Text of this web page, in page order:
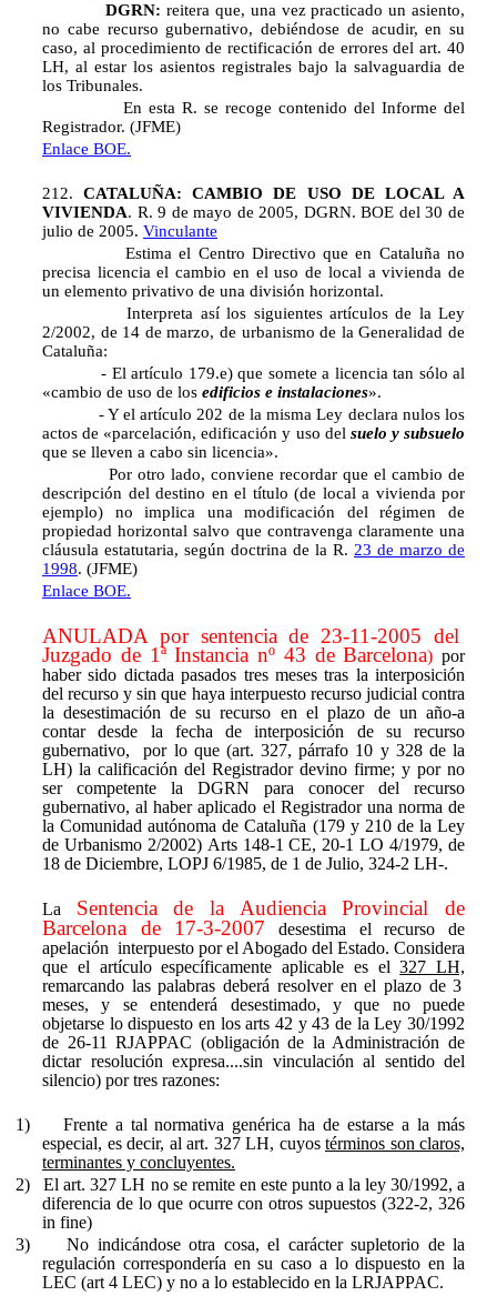
DGRN:reitera que, una vez practicado un asiento,
no cabe recurso gubernativo, debiéndose de acudir, en su
caso, al procedimiento de rectificación de errores del art. 40
LH, al estar los asientos registrales bajo la salvaguardia de
los Tribunales.
En esta R. se recoge contenido del Informe del
Registrador. (JFME)
Enlace BOE.
212.CATALUÑA: CAMBIO DE USO DE LOCAL A
VIVIENDA. R. 9 de mayo de 2005, DGRN. BOE del 30 de
julio de 2005. Vinculante
Estima el Centro Directivo que en Cataluña no
precisa licencia el cambio en el uso de local a vivienda de
un elemento privativo de una división horizontal.
Interpreta así los siguientes artículos de la Ley
2/2002, de 14 de marzo, de urbanismo de la Generalidad de
Cataluña:
- El artículo 179.e) que somete a licencia tan sólo al
«cambio de uso de los edificios e instalaciones».
- Y el artículo 202 de la misma Ley declara nulos los
actos de «parcelación, edificación y uso del suelo y subsuelo
que se lleven a cabo sin licencia».
Por otro lado, conviene recordar que el cambio de
descripción del destino en el título (de local a vivienda por
ejemplo) no implica una modificación del régimen de
propiedad horizontal salvo que contravenga claramente una
cláusula estatutaria, según doctrina de la R. 23 de marzo de
1998. (JFME)
Enlace BOE.
ANULADA por sentencia de 23-11-2005 del
Juzgado de 1ª Instancia nº 43 de Barcelona) por
haber sido dictada pasados tres meses tras la interposición
del recursoy sin que haya interpuesto recurso judicial contra
la desestimación de su recurso en el plazo de un año-a
contar desde la fecha de interposición de su recurso
gubernativo,
por lo que (art. 327, párrafo 10 y 328 de la
LH) la calificación del Registrador devino firme; y porno
ser competente la DGRN para conocer del recurso
gubernativo,al haber aplicado el Registrador una norma de
la Comunidad autónoma de Cataluña (179 y 210 de la Ley
de Urbanismo 2/2002) Arts 148-1 CE, 20-1 LO 4/1979, de
18 de Diciembre, LOPJ 6/1985, de 1 de Julio, 324-2 LH-.
La Sentencia de la Audiencia Provincial de
Barcelona de 17-3-2007
desestima el recurso de
apelación interpuesto por el Abogado del Estado. Considera
que el artículoespecíficamente aplicable es el327 LH,
remarcando las palabras deberá resolver en el plazo de 3
meses, y se entenderá desestimado, yque no puede
objetarse lo dispuesto en los arts 42 y 43 de la Ley 30/1992
de 26-11 RJAPPAC (obligación de la Administración de
dictar resolución expresa....sin vinculación al sentido del
silencio) por tres razones:
1) Frente a tal normativa genéricaha de estarse a la más
especial, es decir, al art. 327 LH, cuyos términos son claros,
terminantes y concluyentes.
2)
Elart. 327 LH no se remite en este punto a la ley 30/1992, a
diferencia de lo que ocurre con otros supuestos (322-2, 326
in fine)
3)
No indicándose otra cosa, el carácter supletorio de la
regulación correspondería en su caso a lo dispuesto en la
LEC (art 4 LEC) y no a lo establecido en la LRJAPPAC.